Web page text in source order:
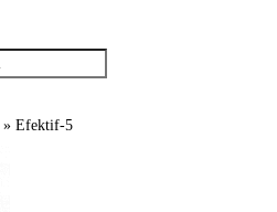
» Efektif-5